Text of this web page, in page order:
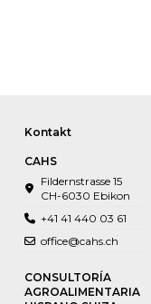
Kontakt
CAHS
Fildernstrasse 15
CH-6030 Ebikon
+41 41 440 03 61
office@cahs.ch
CONSULTORÍA
AGROALIMENTARIA